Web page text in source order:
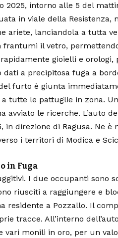
2025, intorno alle 5 del
in viale della Resistenza,
ariete, lanciandola a tutta
frantumi il vetro,
gioielli e orologi,
a precipitosa fuga a
furto è giunta
tutte le pattuglie in zona.
avviato le ricerche. L’auto
in direzione di Ragusa. Ne è
i territori di Modica e
in Fuga
I due occupanti sono
riusciti a raggiungere e
residente a Pozzallo. Il
tracce. All’interno
vari monili in oro, per un